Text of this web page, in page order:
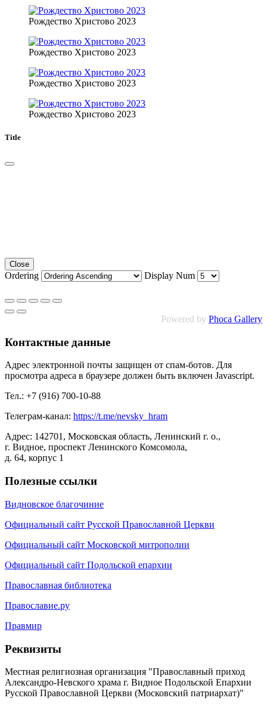
Рождество Христово 2023
Рождество Христово 2023
Рождество Христово 2023
Рождество Христово 2023
Title
Close
Ordering Display Num
Powered by Phoca Gallery
Контактные данные
Адрес электронной почты защищен от спам-ботов. Для
просмотра адреса в браузере должен быть включен Javascript.
Тел.: +7 (916) 700-10-88
Телеграм-канал: https://t.me/nevsky_hram
Адрес: 142701, Московская область, Ленинский г. о.,
г. Видное, проспект Ленинского Комсомола,
д. 64, корпус 1
Полезные ссылки
Видновское благочиние
Официальный сайт Русской Православной Церкви
Официальный сайт Московской митрополии
Официальный сайт Подольской епархии
Православная библиотека
Православие.ру
Правмир
Реквизиты
Местная религиозная организация "Православный приход
Александро-Невского храма г. Видное Подольской Епархии
Русской Православной Церкви (Московский патриархат)"